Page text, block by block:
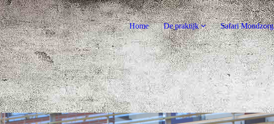
Home De praktijk Safari Mondzorg